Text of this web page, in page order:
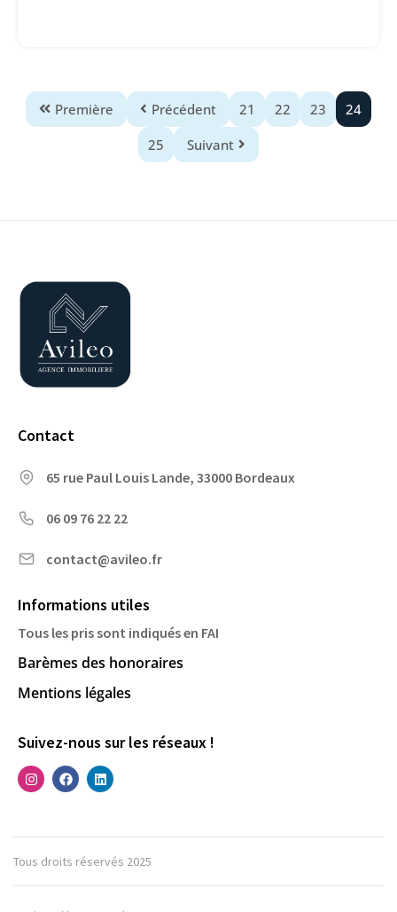
Première Précédent 21 22 23
24
25
Suivant
Contact
65 rue Paul Louis Lande, 33000 Bordeaux
06 09 76 22 22
contact@avileo.fr
Informations utiles
Tous les pris sont indiqués en FAI
Barèmes des honoraires
Mentions légales
Suivez-nous sur les réseaux !
Tous droits réservés 2025